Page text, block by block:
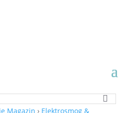
Magazin › Elektrosmog &